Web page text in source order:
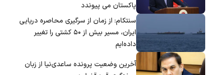
پاکستان می پیوندد
سنتکام: از زمان از سرگیری محاصره دریایی
ایران، مسیر بیش از ۵۰ کشتی را تغییر
داده‌ایم
آخرین وضعیت پرونده ساعدی‌نیا از زبان